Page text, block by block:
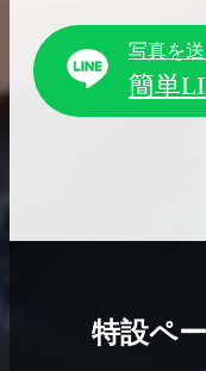
写真を
簡単
特設ペ